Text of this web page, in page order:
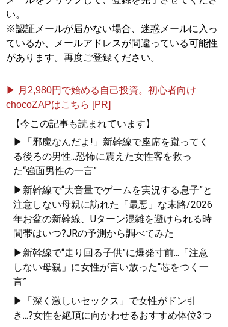
い。
※認証メールが届かない場合、迷惑メールに入っ
ているか、メールアドレスが間違っている可能性
があります。再度ご登録ください。
▶ 月2,980円で始める自己投資。初心者向け
chocoZAPはこちら [PR]
【今この記事も読まれています】
▶「邪魔なんだよ!」新幹線で座席を蹴ってく
る後ろの男性...恐怖に震えた女性客を救っ
た“強面男性の一言”
▶新幹線で“大音量でゲームを実況する息子”と
注意しない母親に訪れた「最悪」な末路/2026
年お盆の新幹線、Uターン混雑を避けられる時
間帯はいつ?JRの予測から調べてみた
▶新幹線で“走り回る子供”に爆発寸前...「注意
しない母親」に女性が言い放った“芯をつく一
言”
▶「深く激しいセックス」で女性がドン引
き...?女性を絶頂に向かわせるおすすめ体位3つ